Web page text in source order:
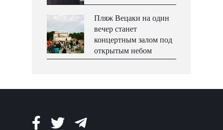
Пляж Вецаки на один
вечер станет
концертным залом под
открытым небом